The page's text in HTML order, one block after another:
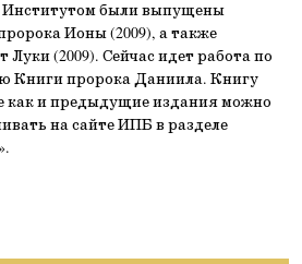
Институтом были выпущены
Ионы (2009), а также
Луки (2009). Сейчас идет работа по
Книги пророка Даниила. Книгу
как и предыдущие издания можно
на сайте ИПБ в разделе